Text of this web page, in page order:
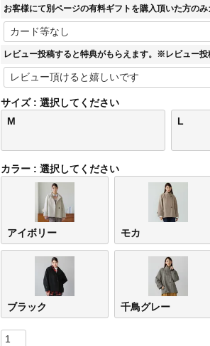
お客様にて別ページの有料ギフトを購入頂いた方の
レビュー投稿すると特典がもらえます。※レビュー
サイズ
選択してください
M
L
カラー 選択してください
アイボリー モカ
ブラック 千鳥グレー